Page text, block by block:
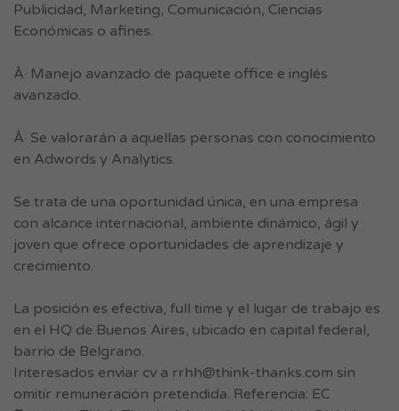
Publicidad, Marketing, Comunicación, Ciencias
Económicas o afines.
Â· Manejo avanzado de paquete office e inglés
avanzado.
Â· Se valorarán a aquellas personas con conocimiento
en Adwords y Analytics.
Se trata de una oportunidad única, en una empresa
con alcance internacional, ambiente dinámico, ágil y
joven que ofrece oportunidades de aprendizaje y
crecimiento.
La posición es efectiva, full time y el lugar de trabajo es
en el HQ de Buenos Aires, ubicado en capital federal,
barrio de Belgrano.
Interesados enviar cv a rrhh@think-thanks.com sin
omitir remuneración pretendida. Referencia: EC